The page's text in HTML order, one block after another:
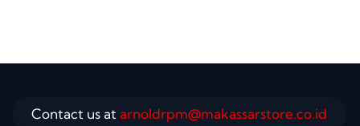
Contact us at arnoldrpm@makassarstore.co.id